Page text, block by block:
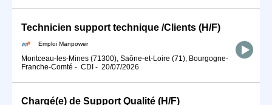
Technicien support technique /Clients (H/F)
Emploi Manpower
Montceau-les-Mines (71300), Saône-et-Loire (71), Bourgogne-
Franche-Comté - CDI - 20/07/2026
Chargé(e) de Support Qualité (H/F)